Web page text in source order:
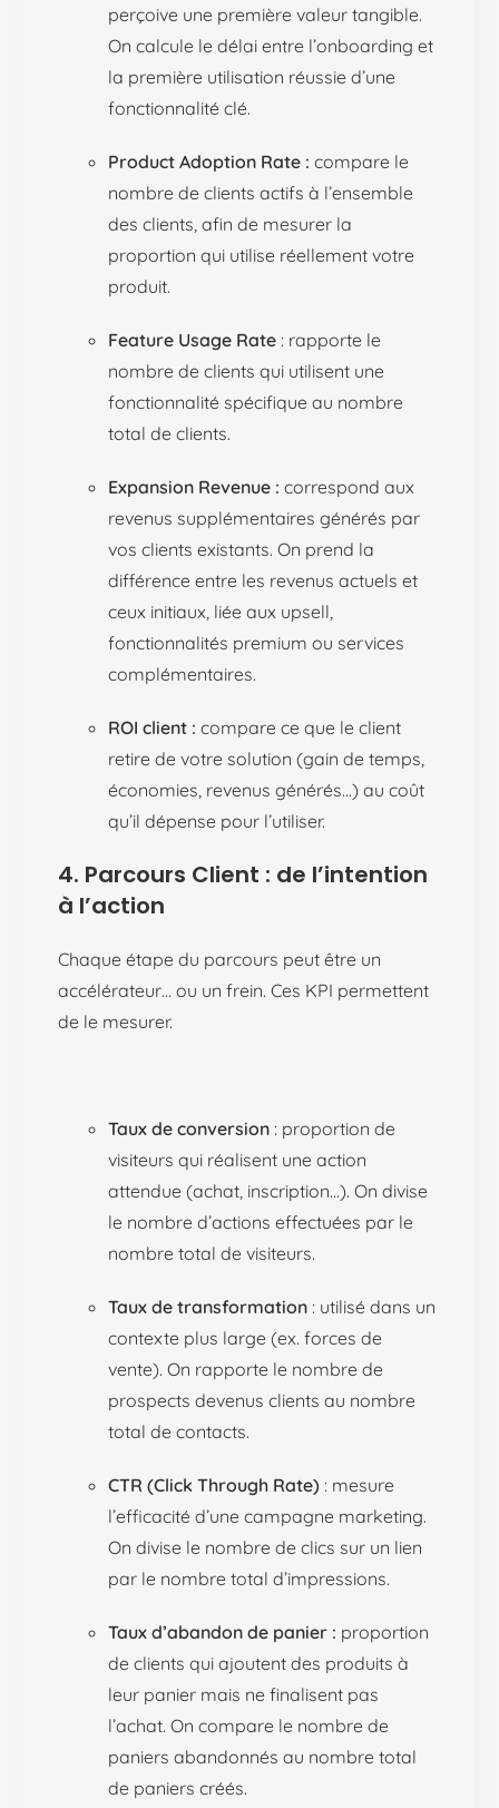
perçoive une première valeur tangible.
On calcule le délai entre l’onboarding et
la première utilisation réussie d’une
fonctionnalité clé.
Product Adoption Rate :compare le
nombre de clients actifs à l’ensemble
des clients, afin de mesurer la
proportion qui utilise réellement votre
produit.
Feature Usage Rate : rapporte le
nombre de clients qui utilisent une
fonctionnalité spécifique au nombre
total de clients.
Expansion Revenue :correspond aux
revenus supplémentaires générés par
vos clients existants. On prend la
différence entre les revenus actuels et
ceux initiaux, liée aux upsell,
fonctionnalités premium ou services
complémentaires.
ROI client : compare ce que le client
retire de votre solution (gain de temps,
économies, revenus générés…) au coût
qu’il dépense pour l’utiliser.
4. Parcours Client : de l’intention
à l’action
Chaque étape du parcours peut être un
accélérateur… ou un frein. Ces KPI permettent
de le mesurer.
Taux de conversion : proportion de
visiteurs qui réalisent une action
attendue (achat, inscription…). On divise
le nombre d’actions effectuées par le
nombre total de visiteurs.
Taux de transformation : utilisé dans un
contexte plus large (ex. forces de
vente). On rapporte le nombre de
prospects devenus clients au nombre
total de contacts.
CTR (Click Through Rate) : mesure
l’efficacité d’une campagne marketing.
On divise le nombre de clics sur un lien
par le nombre total d’impressions.
Taux d’abandon de panier : proportion
de clients qui ajoutent des produits à
leur panier mais ne finalisent pas
l’achat. On compare le nombre de
paniers abandonnés au nombre total
de paniers créés.